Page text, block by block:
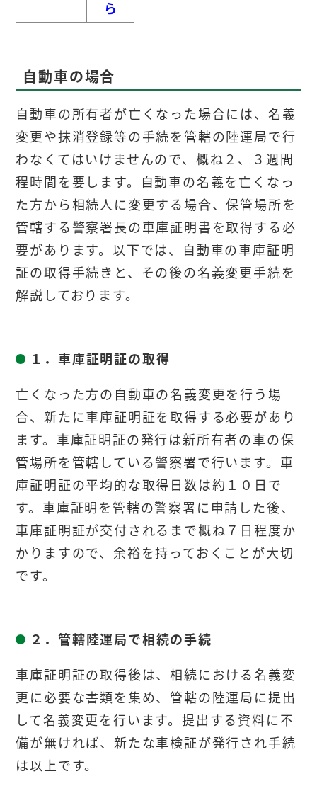
ら
自動車の場合
自動車の所有者が亡くなった場合には、名義
変更や抹消登録等の手続を管轄の陸運局で行
わなくてはいけませんので、概ね２、３週間
程時間を要します。自動車の名義を亡くなっ
た方から相続人に変更する場合、保管場所を
管轄する警察署長の車庫証明書を取得する必
要があります。以下では、自動車の車庫証明
証の取得手続きと、その後の名義変更手続を
解説しております。
１．車庫証明証の取得
亡くなった方の自動車の名義変更を行う場
合、新たに車庫証明証を取得する必要があり
ます。車庫証明証の発行は新所有者の車の保
管場所を管轄している警察署で行います。車
庫証明証の平均的な取得日数は約１０日 で
す。車庫証明を管轄の警察署に申請した後、
車庫証明証が交付されるまで概ね７日程度か
かりますので、余裕を持っておくことが大切
です。
２．管轄陸運局で相続の手続
車庫証明証の取得後は、相続における名義変
更に必要な書類を集め、管轄の陸運局に提出
して名義変更を行います。提出する資料に不
備が無ければ、新たな車検証が発行され手続
は以上です。